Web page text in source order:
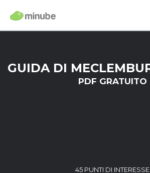
PDF GRATUITO
45 PUNTI DI INTERESSE